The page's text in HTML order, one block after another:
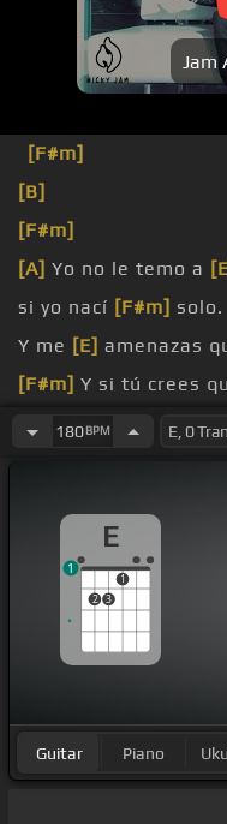
Jam
[F#m]
[B]
[F#m]
[A] Yo no le temo a
si yo nací [F#m] solo.
Y me [E] amenazas
[F#m] Y si tú crees
gusto no te
[F#m]lo
180BPM
E
2 3
1
1
Guitar Piano